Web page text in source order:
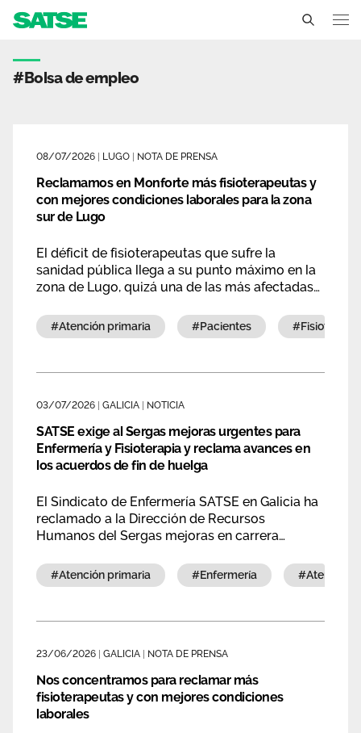
Delegados Sindicales
Estructura organizativa
Transparencia
Ámbitos de negociación
Secciones Sindicales
Qué ofrecemos
Servicios
Temas
Publicaciones
Vídeos
Galicia
Contáctanos
Únete
Etiqueta - Galicia
#bolsa de empleo
08/07/2026 LUGO NOTA DE PRENSA
Reclamamos en Monforte más fisioterapeutas y
con mejores condiciones laborales para la zona
sur de Lugo
El déficit de fisioterapeutas que sufre la
sanidad pública llega a su punto máximo en la
zona de Lugo, quizá una de las más afectadas
provoca esperas de semanas y meses, posibles
empeoramientos de los problemas de salud y
opción que recurrir a la sanidad privada.
#atención primaria #pacientes #fisioterapia
03/07/2026 GALICIA NOTICIA
SATSE exige al Sergas mejoras urgentes para
Enfermería y Fisioterapia y reclama avances en
los acuerdos de fin de huelga
El Sindicato de Enfermería SATSE en Galicia ha
reclamado a la Dirección de Recursos
Humanos del Sergas mejoras en carrera
reconocimiento de Enfermería y Fisioterapia,
además de exigir el cumplimiento de los
huelga.
#atención primaria #enfermería
23/06/2026 GALICIA NOTA DE PRENSA
Nos concentramos para reclamar más
fisioterapeutas y con mejores condiciones
laborales